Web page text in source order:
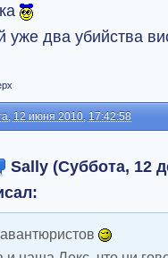
уже два убийства
12 июня 2010, 17:42:58
Sally (Суббота, 12